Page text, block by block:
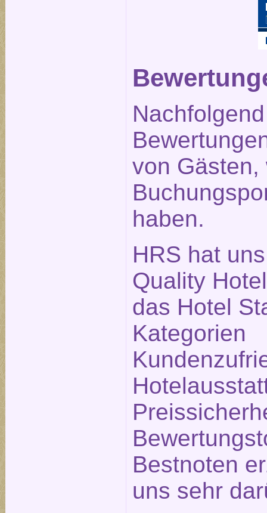
von
haben.
HRS hat
Quality
das Hotel
Kategorien
Bestnoten
uns sehr